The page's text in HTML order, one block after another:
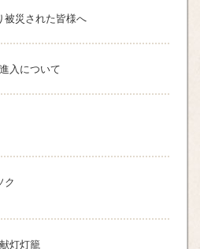
被災された皆様へ
入について
ク
灯灯籠